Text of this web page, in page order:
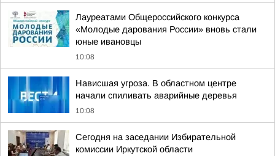
Лауреатами Общероссийского конкурса
«Молодые дарования России» вновь стали
юные ивановцы
10:08
Нависшая угроза. В областном центре
начали спиливать аварийные деревья
10:08
Сегодня на заседании Избирательной
комиссии Иркутской области